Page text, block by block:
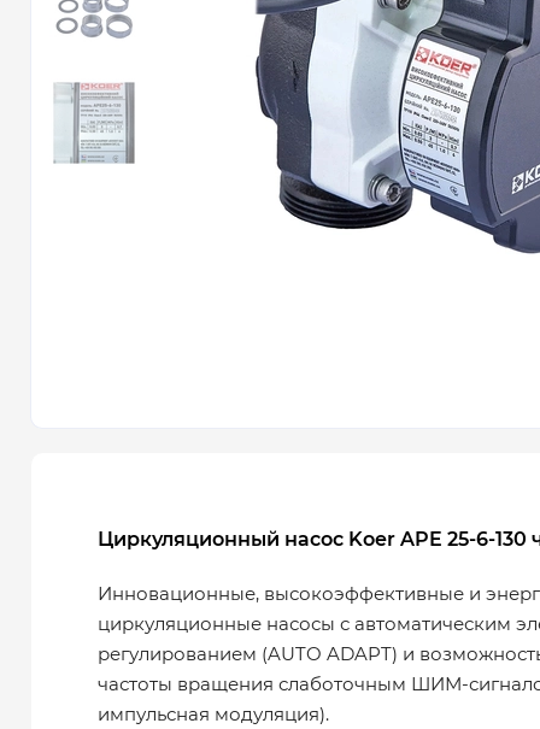
Циркуляционный насос Koer APE 25-6-130
Инновационные, высокоэффективные и
циркуляционные насосы с автоматическим
регулированием (AUTO ADAPT) и
частоты вращения слаботочным ШИМ-
импульсная модуляция).